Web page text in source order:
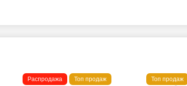
Распродажа Топ продаж Топ продаж